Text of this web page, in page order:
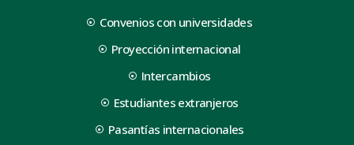
Convenios con universidades
Proyección internacional
Intercambios
Estudiantes extranjeros
Pasantías internacionales